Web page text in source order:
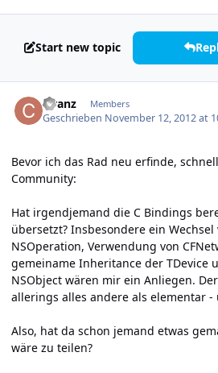
Start new topic
cfranz Members
Geschrieben November 12, 2012 at
Bevor ich das Rad neu erfinde,
Community:
Hat irgendjemand die C Bindings
übersetzt? Insbesondere ein Wechsel
NSOperation, Verwendung von
gemeiname Inheritance der TDevice
NSObject wären mir ein Anliegen.
allerings alles andere als elementar
Also, hat da schon jemand etwas
wäre zu teilen?